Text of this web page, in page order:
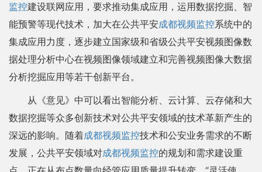
监控建设联网应用，要求推动集成应用，运用数据挖掘、智
能预警等现代技术，加大在公共平安成都视频监控系统中的
集成应用力度，逐步建立国家级和省级公共平安视频图像数
据处理分析中心在视频图像领域建立和完善视频图像大数据
分析挖掘应用等若干创新平台。
从《意见》中可以看出智能分析、云计算、云存储和大
数据挖掘等众多创新技术对公共平安领域的技术革新产生的
深远的影响。随着成都视频监控技术和公安业务需求的不断
发展，公共平安领域对成都视频监控的规划和需求建设重